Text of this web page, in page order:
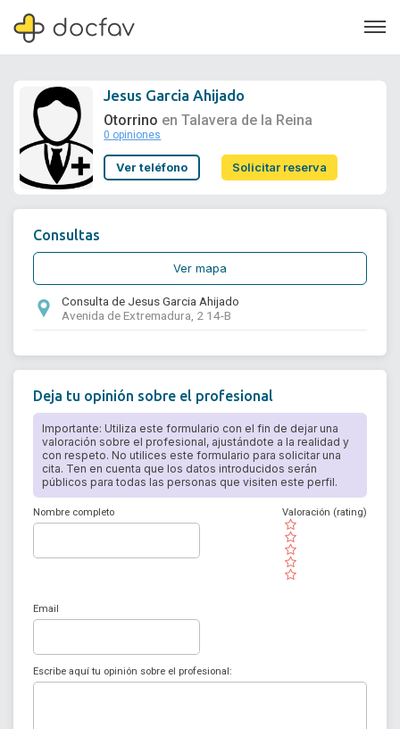
Soporte
Jesus Garcia Ahijado
Otorrino en Talavera de la Reina
0 opiniones
Ver teléfono Solicitar reserva
Consultas
Ver mapa
Consulta de Jesus Garcia Ahijado
Avenida de Extremadura, 2 14-B
Deja tu opinión sobre el profesional
Importante: Utiliza este formulario con el fin de dejar una
valoración sobre el profesional, ajustándote a la realidad y
con respeto. No utilices este formulario para solicitar una
cita. Ten en cuenta que los datos introducidos serán
públicos para todas las personas que visiten este perfil.
Nombre completo
( )
( )
( )
( )
( )
Valoración (rating)
Email
Escribe aquí tu opinión sobre el profesional: